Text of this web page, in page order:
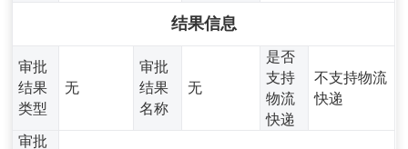
结果信息
审批
结果
类型
无
审批
结果
名称
无
是否
支持
物流
快递
不支持物流
快递
审批